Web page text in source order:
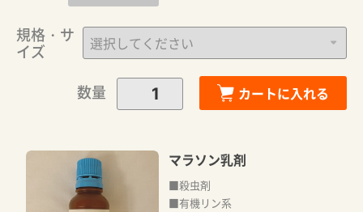
規格・サ
イズ
数量
カートに入れる
マラソン乳剤
■殺虫剤
■有機リン系